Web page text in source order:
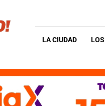
LA CIUDAD